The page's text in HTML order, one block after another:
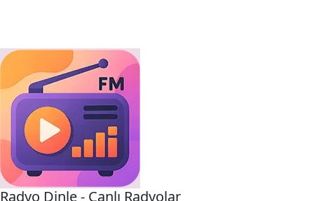
Radyo Dinle - Canlı Radyolar